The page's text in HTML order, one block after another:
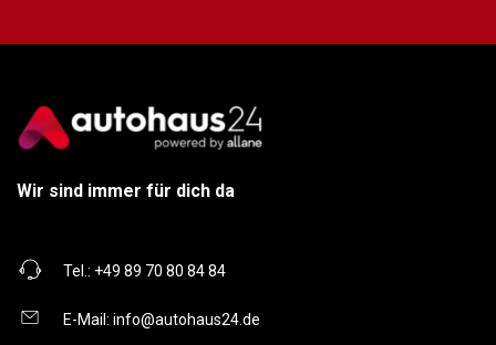
Wir sind immer für dich da
Tel.: +49 89 70 80 84 84
E-Mail: info@autohaus24.de